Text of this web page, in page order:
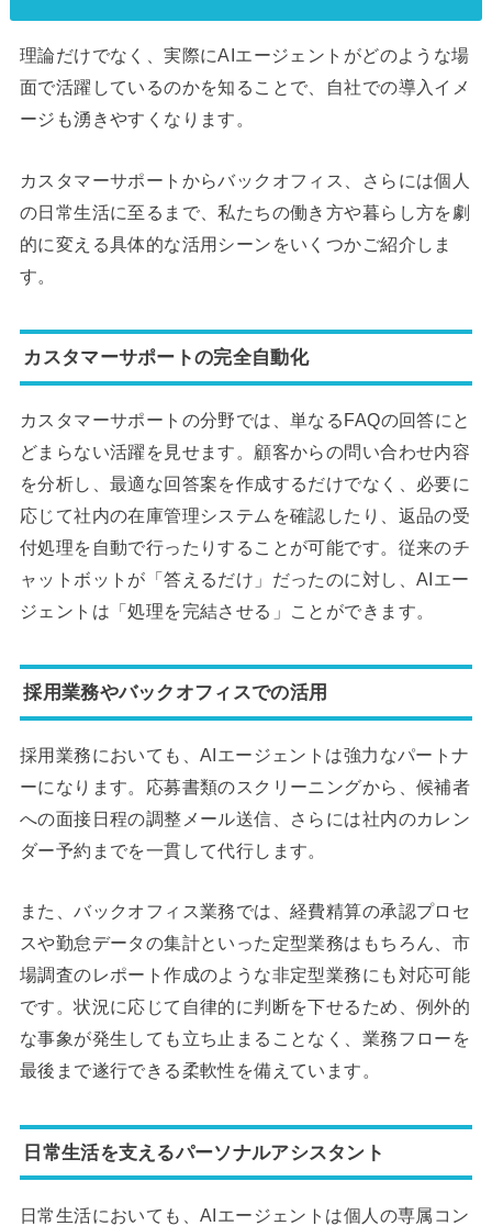
理論だけでなく、実際にAIエージェントがどのような場
面で活躍しているのかを知ることで、自社での導入イメ
ージも湧きやすくなります。
カスタマーサポートからバックオフィス、さらには個人
の日常生活に至るまで、私たちの働き方や暮らし方を劇
的に変える具体的な活用シーンをいくつかご紹介しま
す。
カスタマーサポートの完全自動化
カスタマーサポートの分野では、単なるFAQの回答にと
どまらない活躍を見せます。顧客からの問い合わせ内容
を分析し、最適な回答案を作成するだけでなく、必要に
応じて社内の在庫管理システムを確認したり、返品の受
付処理を自動で行ったりすることが可能です。従来のチ
ャットボットが「答えるだけ」だったのに対し、AIエー
ジェントは「処理を完結させる」ことができます。
採用業務やバックオフィスでの活用
採用業務においても、AIエージェントは強力なパートナ
ーになります。応募書類のスクリーニングから、候補者
への面接日程の調整メール送信、さらには社内のカレン
ダー予約までを一貫して代行します。
また、バックオフィス業務では、経費精算の承認プロセ
スや勤怠データの集計といった定型業務はもちろん、市
場調査のレポート作成のような非定型業務にも対応可能
です。状況に応じて自律的に判断を下せるため、例外的
な事象が発生しても立ち止まることなく、業務フローを
最後まで遂行できる柔軟性を備えています。
日常生活を支えるパーソナルアシスタント
日常生活においても、AIエージェントは個人の専属コン